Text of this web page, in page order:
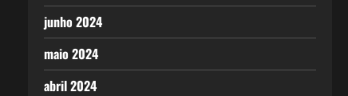
junho 2024
maio 2024
abril 2024